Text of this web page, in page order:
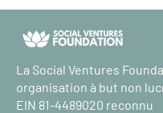
La Social Ventures
organisation à but non
EIN 81-4489020 reconnu